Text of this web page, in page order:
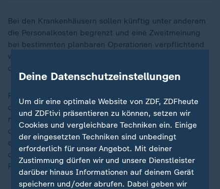
Bei den Krankenhäusern sollen künftig unter anderem
die Personalkosten begrenzt und eine Zweitmeinung
bei bestimmten planbaren Operationen verpflichtend
werden. So will Warken unnötige Operationen und
damit Kosten für die Krankenkassen vermeiden.
Für Dr. Martin Albrecht, der am IGES Institut in Berlin
den Bereich Gesundheitspolitik leitet, ist die Reform
notwendig. "Es geht ja nicht um Kürzungen, es geht
darum, dass die Zuwächse begrenzt werden. Das ist
erforderlich, damit die GKV sich stabilisiert, damit
dann auch wieder Spielräume entstehen können, um
Reformen umzusetzen", so Albrecht.
Deine Datenschutzeinstellungen
Um dir eine optimale Website von ZDF, ZDFheute
und ZDFtivi präsentieren zu können, setzen wir
Cookies und vergleichbare Techniken ein. Einige
der eingesetzten Techniken sind unbedingt
erforderlich für unser Angebot. Mit deiner
Zustimmung dürfen wir und unsere Dienstleister
darüber hinaus Informationen auf deinem Gerät
speichern und/oder abrufen. Dabei geben wir